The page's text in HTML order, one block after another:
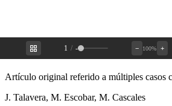
1 / - − 100% +
Artículo original referido a múltiples casos
J. Talavera, M. Escobar, M. Cascales